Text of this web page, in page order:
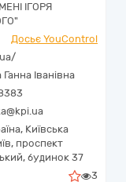
ІГОРЯ
Досьє YouControl
Іванівна
, Київська
проспект
будинок 37
3